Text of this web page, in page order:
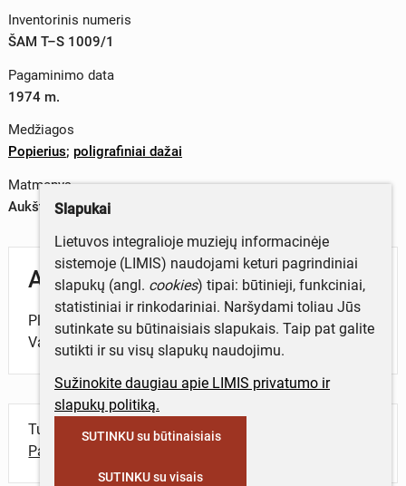
Inventorinis numeris
ŠAM T–S 1009/1
Pagaminimo data
1974 m.
Medžiagos
Popierius; poligrafiniai dažai
Matmenys
Aukštis x plotis – 42,6 x 65,9 cm
Aprašymas
Plakate pavaizduoti policijos suimami Sakko ir
Vancetis. Dail. S. Dackievičius.
Turite daugiau informacijos apie objektą?
Parašykite mums!
Slapukai
Lietuvos integralioje muziejų informacinėje
sistemoje (LIMIS) naudojami keturi pagrindiniai
slapukų (angl. cookies) tipai: būtinieji, funkciniai,
statistiniai ir rinkodariniai. Naršydami toliau Jūs
sutinkate su būtinaisiais slapukais. Taip pat galite
sutikti ir su visų slapukų naudojimu.
Sužinokite daugiau apie LIMIS privatumo ir
slapukų politiką.
SUTINKU su būtinaisiais
SUTINKU su visais